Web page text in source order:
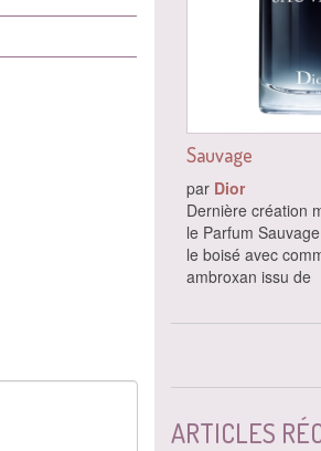
Sauvage
par Dior
Dernière création
le Parfum
le boisé avec
ambroxan issu de
ARTICLES